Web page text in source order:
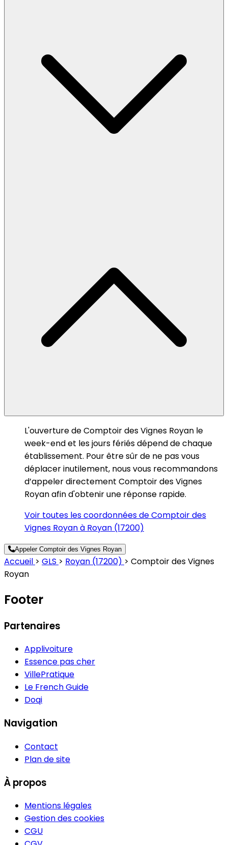
L'ouverture de Comptoir des Vignes Royan le
week-end et les jours fériés dépend de chaque
établissement. Pour être sûr de ne pas vous
déplacer inutilement, nous vous recommandons
d’appeler directement Comptoir des Vignes
Royan afin d'obtenir une réponse rapide.
Voir toutes les coordonnées de Comptoir des
Vignes Royan à Royan (17200)
Appeler Comptoir des Vignes Royan
Accueil > GLS > Royan (17200) > Comptoir des Vignes
Royan
Footer
Partenaires
Applivoiture
Essence pas cher
VillePratique
Le French Guide
Doqi
Navigation
Contact
Plan de site
À propos
Mentions légales
Gestion des cookies
CGU